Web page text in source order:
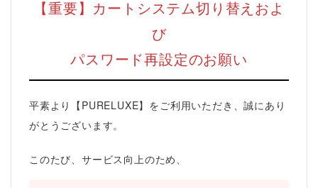
【重要】カートシステム切り替えおよ
び
パスワード再設定のお願い
平素より【PURELUXE】をご利用いただき、誠にあり
がとうございます。
このたび、サービス向上のため、